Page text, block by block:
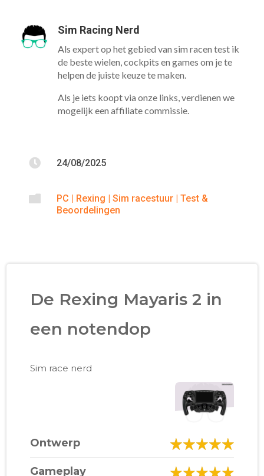
Sim Racing Nerd
Als expert op het gebied van sim racen test ik
de beste wielen, cockpits en games om je te
helpen de juiste keuze te maken.
Als je iets koopt via onze links, verdienen we
mogelijk een affiliate commissie.
 24/08/2025
 PC | Rexing | Sim racestuur | Test &
Beoordelingen
De Rexing Mayaris 2 in
een notendop
Sim race nerd
Ontwerp
Gameplay